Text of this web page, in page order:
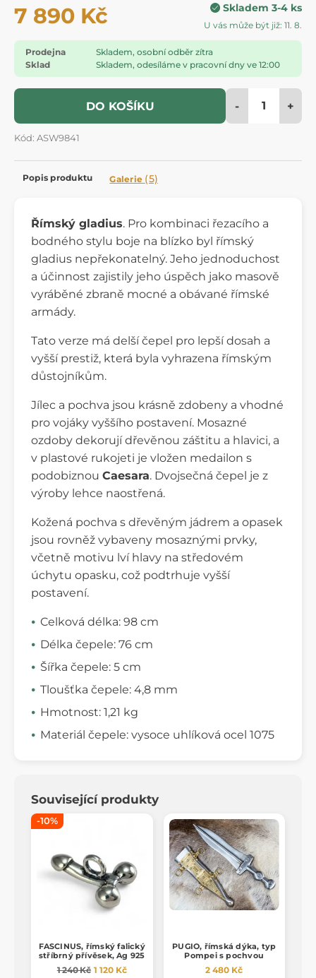
7 890 Kč Skladem 3-4 ks
U vás může být již: 11. 8.
Prodejna
Skladem, osobní odběr zítra
Sklad
Skladem, odesíláme v pracovní dny ve 12:00
DO KOŠÍKU - +
Kód: ASW9841
Popis produktu Galerie (5)
Římský gladius. Pro kombinaci řezacího a
bodného stylu boje na blízko byl římský
gladius nepřekonatelný. Jeho jednoduchost
a účinnost zajistily jeho úspěch jako masově
vyráběné zbraně mocné a obávané římské
armády.
Tato verze má delší čepel pro lepší dosah a
vyšší prestiž, která byla vyhrazena římským
důstojníkům.
Jílec a pochva jsou krásně zdobeny a vhodné
pro vojáky vyššího postavení. Mosazné
ozdoby dekorují dřevěnou záštitu a hlavici, a
v plastové rukojeti je vložen medailon s
podobiznou Caesara. Dvojsečná čepel je z
výroby lehce naostřená.
Kožená pochva s dřevěným jádrem a opasek
jsou rovněž vybaveny mosaznými prvky,
včetně motivu lví hlavy na středovém
úchytu opasku, což podtrhuje vyšší
postavení.
Celková délka: 98 cm
Délka čepele: 76 cm
Šířka čepele: 5 cm
Tloušťka čepele: 4,8 mm
Hmotnost: 1,21 kg
Materiál čepele: vysoce uhlíková ocel 1075
Související produkty
-10%
FASCINUS, římský falický
stříbrný přívěsek, Ag 925
1 240 Kč 1 120 Kč
PUGIO, římská dýka, typ
Pompei s pochvou
2 480 Kč